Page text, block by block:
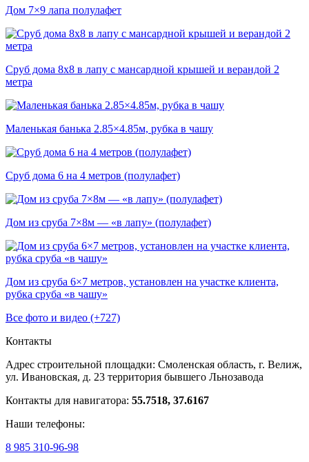
Дом 7×9 лапа полулафет
Сруб дома 8х8 в лапу с мансардной крышей и верандой 2
метра
Маленькая банька 2.85×4.85м, рубка в чашу
Сруб дома 6 на 4 метров (полулафет)
Дом из сруба 7×8м — «в лапу» (полулафет)
Дом из сруба 6×7 метров, установлен на участке клиента,
рубка сруба «в чашу»
Все фото и видео (+727)
Контакты
Адрес строительной площадки: Смоленская область, г. Велиж,
ул. Ивановская, д. 23 территория бывшего Льнозавода
Контакты для навигатора: 55.7518, 37.6167
Наши телефоны:
8 985 310-96-98